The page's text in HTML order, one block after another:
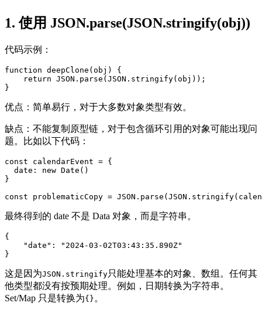
1. 使用 JSON.parse(JSON.stringify(obj))
代码示例：
function deepClone(obj) {
    return JSON.parse(JSON.stringify(obj));
}
优点：简单易行，对于大多数对象类型有效。
缺点：不能复制原型链，对于包含循环引用的对象可能出现问
题。比如以下代码：
const calendarEvent = {
  date: new Date()
}
const problematicCopy =
最终得到的 date 不是 Data 对象，而是字符串。
{
    "date": "2024-03-02T03:43:35.890Z"
}
这是因为JSON.stringify只能处理基本的对象、数组。任何其
他类型都没有按预期处理。例如，日期转换为字符串。
Set/Map 只是转换为{} 。